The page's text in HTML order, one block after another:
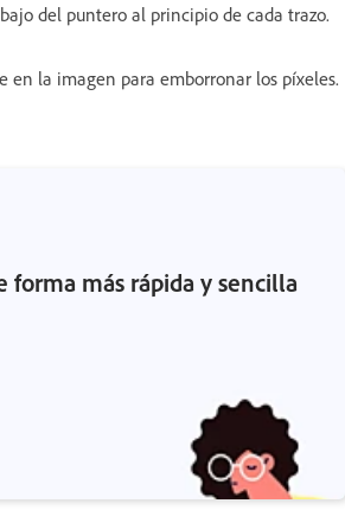
del puntero al principio de cada trazo.
en la imagen para emborronar los píxeles.
forma más rápida y sencilla